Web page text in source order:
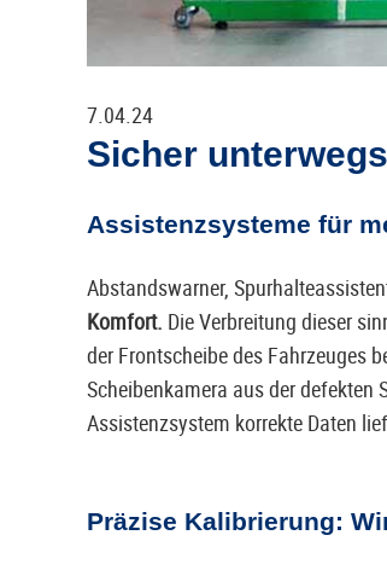
7.04.24
Sicher
Assistenzsysteme für
Abstandswarner,
Komfort. Die Verbreitung dieser
der Frontscheibe des Fahrzeuges
Scheibenkamera aus der defekten
Assistenzsystem korrekte Daten
Präzise Kalibrierung: